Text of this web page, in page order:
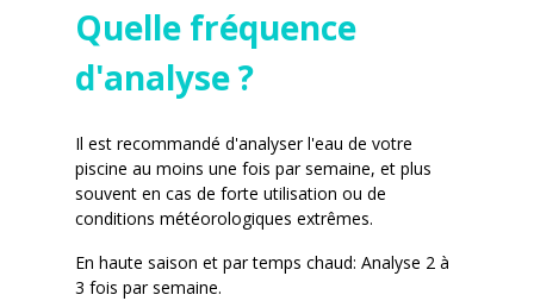
Quelle fréquence
d'analyse ?
Il est recommandé d'analyser l'eau de votre
piscine au moins une fois par semaine, et plus
souvent en cas de forte utilisation ou de
conditions météorologiques extrêmes.
En haute saison et par temps chaud: Analyse 2 à
3 fois par semaine.